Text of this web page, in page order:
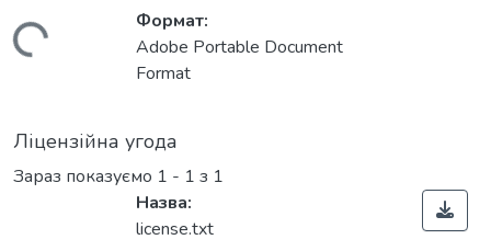
Вантажиться...
Формат:
Adobe Portable Document
Format
Ліцензійна угода
Зараз показуємо 1 - 1 з 1
Назва:
license.txt